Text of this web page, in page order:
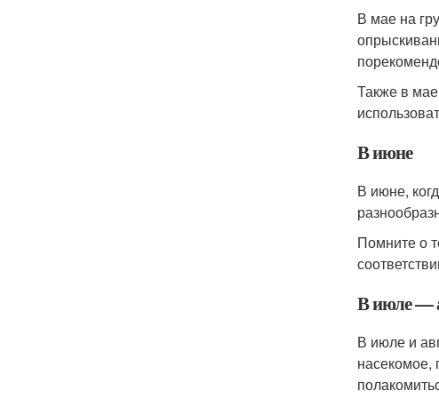
В мае на
Также в
В июне
В июне,
Помните о
В июле —
В июле и
насекомое,